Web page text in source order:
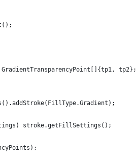
tp2};
stroke.getFillSettings();